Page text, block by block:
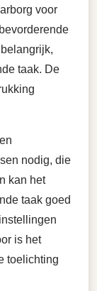
voor
taak. De
nodig, die
kan het
taak goed
is het
toelichting